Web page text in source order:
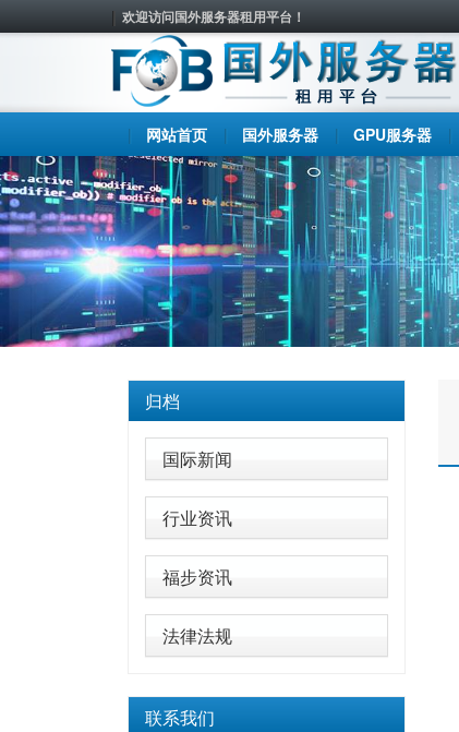
欢迎访问国外服务器租用平台！
网站首页 国外服务器 GPU服务器
归档
国际新闻
行业资讯
福步资讯
法律法规
联系我们